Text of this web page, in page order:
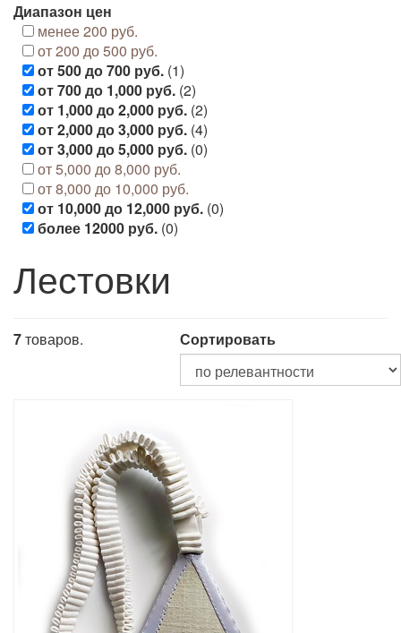
Диапазон цен
менее 200 руб.
от 200 до 500 руб.
от 500 до 700 руб. (1)
от 700 до 1,000 руб. (2)
от 1,000 до 2,000 руб. (2)
от 2,000 до 3,000 руб. (4)
от 3,000 до 5,000 руб. (0)
от 5,000 до 8,000 руб.
от 8,000 до 10,000 руб.
от 10,000 до 12,000 руб. (0)
более 12000 руб. (0)
Лестовки
7товаров. Сортировать